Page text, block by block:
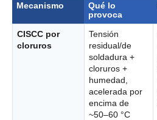
Mecanismo
Qué lo
provoca
CISCC por
cloruros
Tensión
residual/de
soldadura +
cloruros +
humedad,
acelerada por
encima de
~50–60 °C